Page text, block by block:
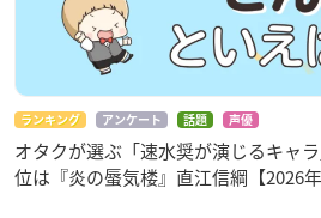
ランキング アンケート 話題 声優
オタクが選ぶ「速水奨が演じるキャ
位は『炎の蜃気楼』直江信綱【2026年